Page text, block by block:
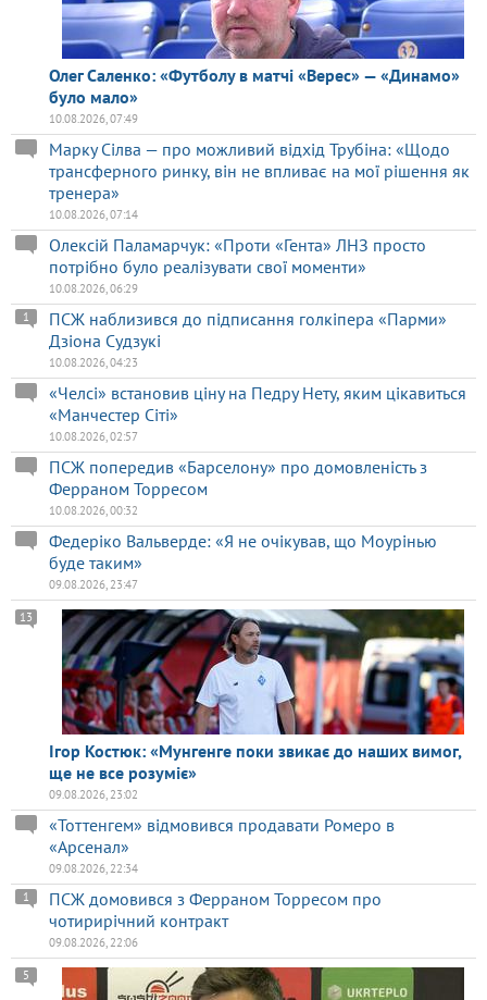
Олег Саленко: «Футболу в матчі «Верес» — «Динамо»
було мало»
10.08.2026, 07:49
Марку Сілва — про можливий відхід Трубіна: «Щодо
трансферного ринку, він не впливає на мої рішення як
тренера»
10.08.2026, 07:14
Олексій Паламарчук: «Проти «Гента» ЛНЗ просто
потрібно було реалізувати свої моменти»
10.08.2026, 06:29
ПСЖ наблизився до підписання голкіпера «Парми»
Дзіона Судзукі
1
10.08.2026, 04:23
«Челсі» встановив ціну на Педру Нету, яким цікавиться
«Манчестер Сіті»
10.08.2026, 02:57
ПСЖ попередив «Барселону» про домовленість з
Ферраном Торресом
10.08.2026, 00:32
Федеріко Вальверде: «Я не очікував, що Моурінью
буде таким»
09.08.2026, 23:47
Ігор Костюк: «Мунгенге поки звикає до наших вимог,
ще не все розуміє»
13
09.08.2026, 23:02
«Тоттенгем» відмовився продавати Ромеро в
«Арсенал»
09.08.2026, 22:34
ПСЖ домовився з Ферраном Торресом про
чотирирічний контракт
1
09.08.2026, 22:06
5